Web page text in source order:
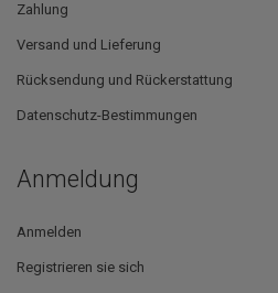
Zahlung
Versand und Lieferung
Rücksendung und Rückerstattung
Datenschutz-Bestimmungen
Anmeldung
Anmelden
Registrieren sie sich